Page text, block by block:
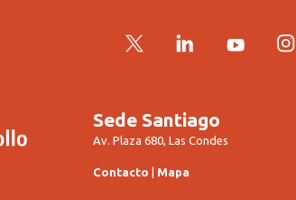
Twitter LinkedInYouTube
Sede Santiago
Av. Plaza 680, Las Condes
Contacto Mapa